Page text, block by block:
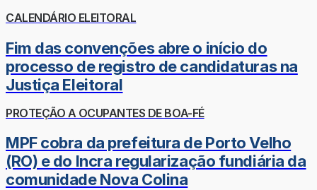
CALENDÁRIO ELEITORAL
Fim das convenções abre o início do
processo de registro de candidaturas na
Justiça Eleitoral
PROTEÇÃO A OCUPANTES DE BOA-FÉ
MPF cobra da prefeitura de Porto Velho
(RO) e do Incra regularização fundiária da
comunidade Nova Colina